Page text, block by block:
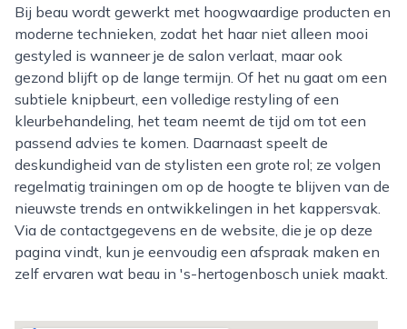
Bij beau wordt gewerkt met hoogwaardige producten en
moderne technieken, zodat het haar niet alleen mooi
gestyled is wanneer je de salon verlaat, maar ook
gezond blijft op de lange termijn. Of het nu gaat om een
subtiele knipbeurt, een volledige restyling of een
kleurbehandeling, het team neemt de tijd om tot een
passend advies te komen. Daarnaast speelt de
deskundigheid van de stylisten een grote rol; ze volgen
regelmatig trainingen om op de hoogte te blijven van de
nieuwste trends en ontwikkelingen in het kappersvak.
Via de contactgegevens en de website, die je op deze
pagina vindt, kun je eenvoudig een afspraak maken en
zelf ervaren wat beau in 's-hertogenbosch uniek maakt.